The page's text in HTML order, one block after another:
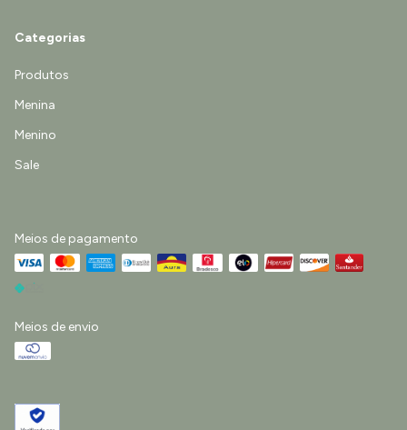
Categorias
Produtos
Menina
Menino
Sale
Meios de pagamento
Meios de envio